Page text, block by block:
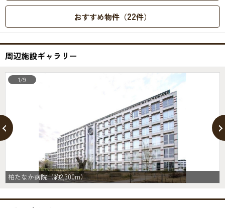
おすすめ物件（22件）
周辺施設ギャラリー
柏たなか病院（約2,300m）
1/9